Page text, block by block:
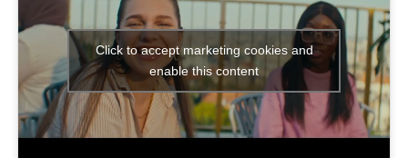
Click to accept marketing cookies and
enable this content